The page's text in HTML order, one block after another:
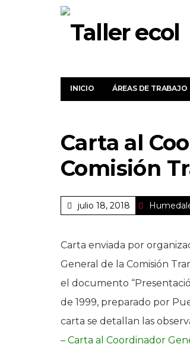
INICIO ÁREAS DE TRABAJO
Carta al
Comisión
julio 18, 2018
Carta enviada por
General de la Comisión
el documento
de 1999, preparado por
carta se detallan las
– Carta al Coordinador